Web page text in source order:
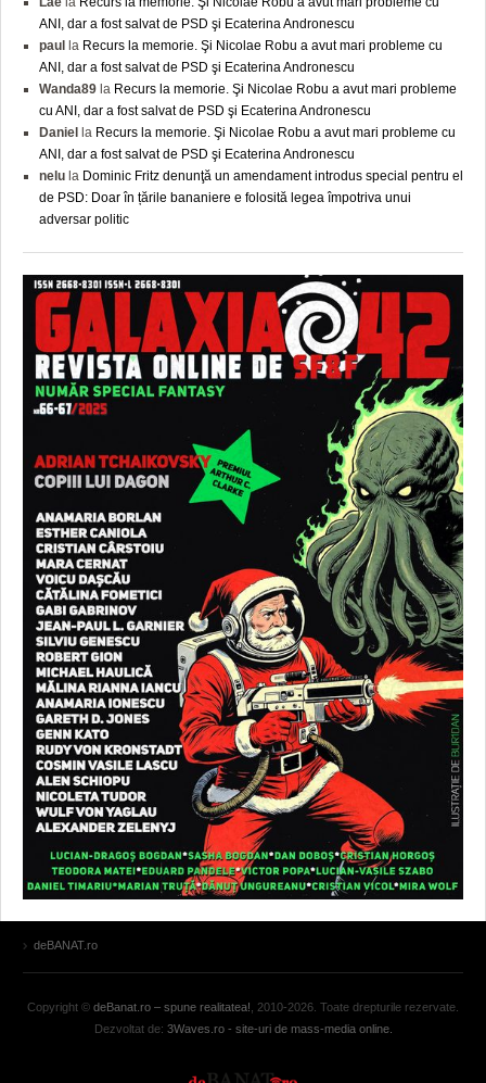
ANI, dar a fost salvat de PSD şi Ecaterina Andronescu
paul
la Recurs la memorie. Şi Nicolae Robu a avut mari probleme cu
ANI, dar a fost salvat de PSD şi Ecaterina Andronescu
Wanda89 la Recurs la memorie. Şi Nicolae Robu a avut mari probleme
cu ANI, dar a fost salvat de PSD şi Ecaterina Andronescu
Daniel
la Recurs la memorie. Şi Nicolae Robu a avut mari probleme cu
ANI, dar a fost salvat de PSD şi Ecaterina Andronescu
nelu la Dominic Fritz denunţă un amendament introdus special pentru el
de PSD: Doar în țările bananiere e folosită legea împotriva unui
adversar politic
deBANAT.ro
Copyright © deBanat.ro – spune realitatea! , 2010-2026. Toate drepturile rezervate.
Dezvoltat de: 3Waves.ro - site-uri de mass-media online.